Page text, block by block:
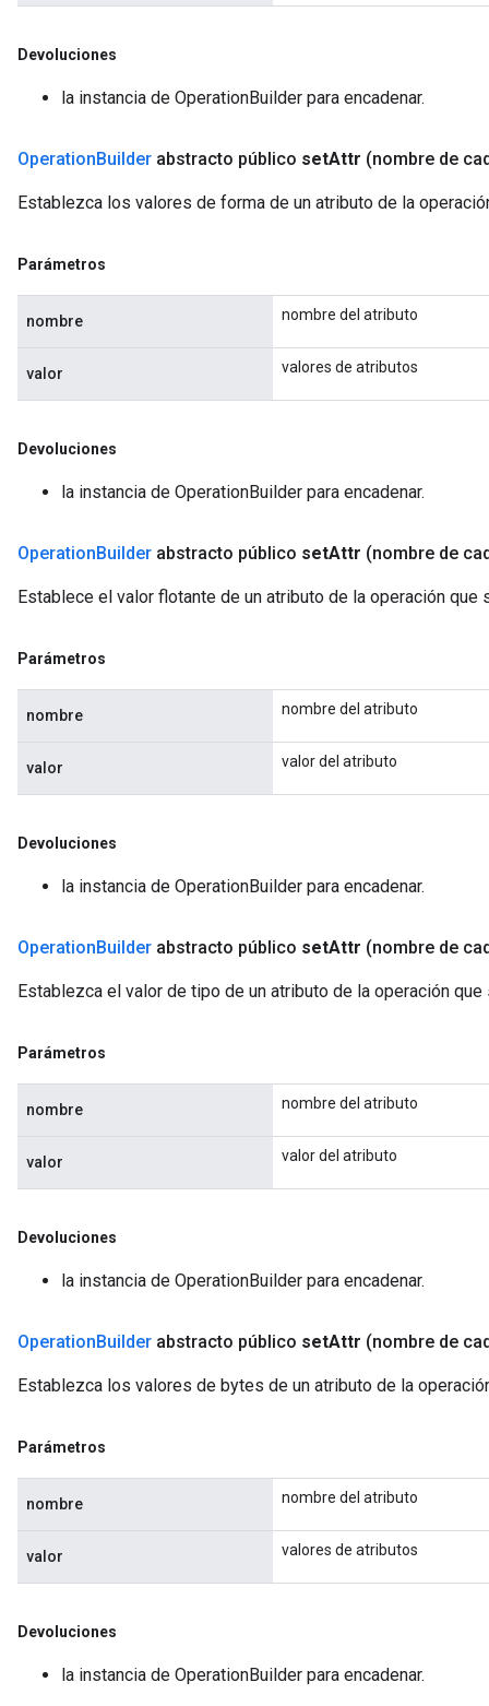
Devoluciones
la instancia de OperationBuilder para encadenar.
OperationBuilder abstracto público setAttr (nombre de
Establezca los valores de forma de un atributo de la
Parámetros
nombre nombre del atributo
valor valores de atributos
Devoluciones
la instancia de OperationBuilder para encadenar.
OperationBuilder abstracto público setAttr (nombre de
Establece el valor flotante de un atributo de la operación que
Parámetros
nombre nombre del atributo
valor valor del atributo
Devoluciones
la instancia de OperationBuilder para encadenar.
OperationBuilder abstracto público setAttr (nombre de
Establezca el valor de tipo de un atributo de la operación que
Parámetros
nombre nombre del atributo
valor valor del atributo
Devoluciones
la instancia de OperationBuilder para encadenar.
OperationBuilder abstracto público setAttr (nombre de
Establezca los valores de bytes de un atributo de la
Parámetros
nombre nombre del atributo
valor valores de atributos
Devoluciones
la instancia de OperationBuilder para encadenar.